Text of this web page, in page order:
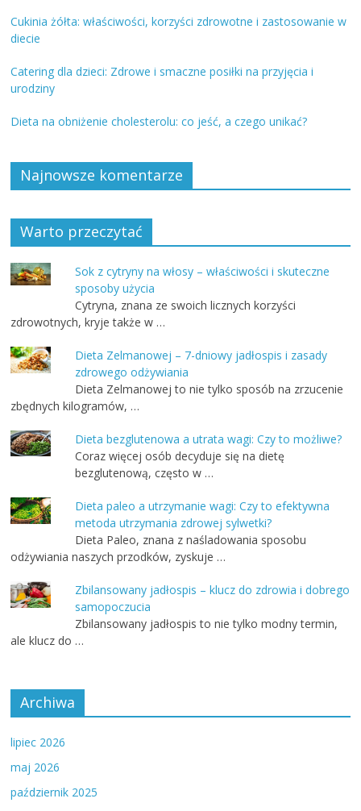
Cukinia żółta: właściwości, korzyści zdrowotne i zastosowanie w
diecie
Catering dla dzieci: Zdrowe i smaczne posiłki na przyjęcia i
urodziny
Dieta na obniżenie cholesterolu: co jeść, a czego unikać?
Najnowsze komentarze
Warto przeczytać
Sok z cytryny na włosy – właściwości i skuteczne
sposoby użycia
Cytryna, znana ze swoich licznych korzyści
zdrowotnych, kryje także w …
Dieta Zelmanowej – 7-dniowy jadłospis i zasady
zdrowego odżywiania
Dieta Zelmanowej to nie tylko sposób na zrzucenie
zbędnych kilogramów, …
Dieta bezglutenowa a utrata wagi: Czy to możliwe?
Coraz więcej osób decyduje się na dietę
bezglutenową, często w …
Dieta paleo a utrzymanie wagi: Czy to efektywna
metoda utrzymania zdrowej sylwetki?
Dieta Paleo, znana z naśladowania sposobu
odżywiania naszych przodków, zyskuje …
Zbilansowany jadłospis – klucz do zdrowia i dobrego
samopoczucia
Zbilansowany jadłospis to nie tylko modny termin,
ale klucz do …
Archiwa
lipiec 2026
maj 2026
październik 2025